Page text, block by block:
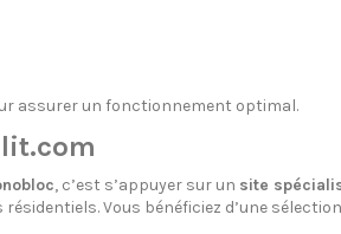
assurer un fonctionnement optimal.
, c’est s’appuyer sur un site
Vous bénéficiez d’une